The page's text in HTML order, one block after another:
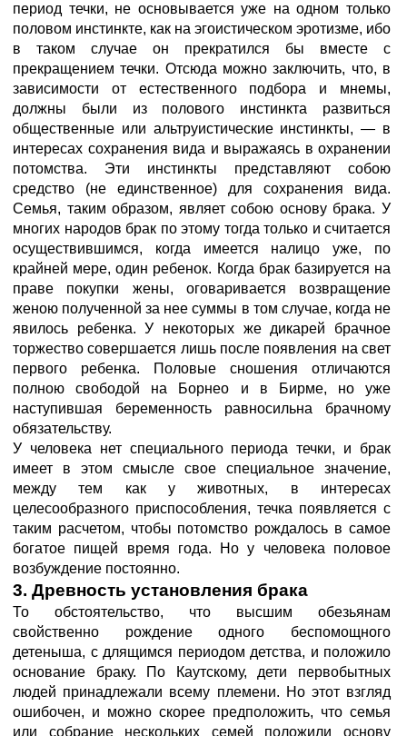
период течки, не основывается уже на одном только
половом инстинкте, как на эгоистическом эротизме, ибо
в таком случае он прекратился бы вместе с
прекращением течки. Отсюда можно заключить, что, в
зависимости от естественного подбора и мнемы,
должны были из полового инстинкта развиться
общественные или альтруистические инстинкты, — в
интересах сохранения вида и выражаясь в охранении
потомства. Эти инстинкты представляют собою
средство (не единственное) для сохранения вида.
Семья, таким образом, являет собою основу брака. У
многих народов брак по этому тогда только и считается
осуществившимся, когда имеется налицо уже, по
крайней мере, один ребенок. Когда брак базируется на
праве покупки жены, оговаривается возвращение
женою полученной за нее суммы в том случае, когда не
явилось ребенка. У некоторых же дикарей брачное
торжество совершается лишь после появления на свет
первого ребенка. Половые сношения отличаются
полною свободой на Борнео и в Бирме, но уже
наступившая беременность равносильна брачному
обязательству.
У человека нет специального периода течки, и брак
имеет в этом смысле свое специальное значение,
между тем как у животных, в интересах
целесообразного приспособления, течка появляется с
таким расчетом, чтобы потомство рождалось в самое
богатое пищей время года. Но у человека половое
возбуждение постоянно.
3. Древность установления брака
То обстоятельство, что высшим обезьянам
свойственно рождение одного беспомощного
детеныша, с длящимся периодом детства, и положило
основание браку. По Каутскому, дети первобытных
людей принадлежали всему племени. Но этот взгляд
ошибочен, и можно скорее предположить, что семья
или собрание нескольких семей положили основу